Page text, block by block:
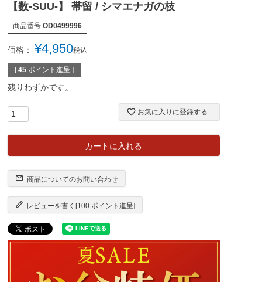
【数-SUU-】 帯留 / シマエナガの枝
商品番号 OD0499996
価格： ¥4,950税込
[ 45 ポイント進呈 ]
残りわずかです。
お気に入りに登録する
カートに入れる
商品についてのお問い合わせ
レビューを書く[100 ポイント進呈]